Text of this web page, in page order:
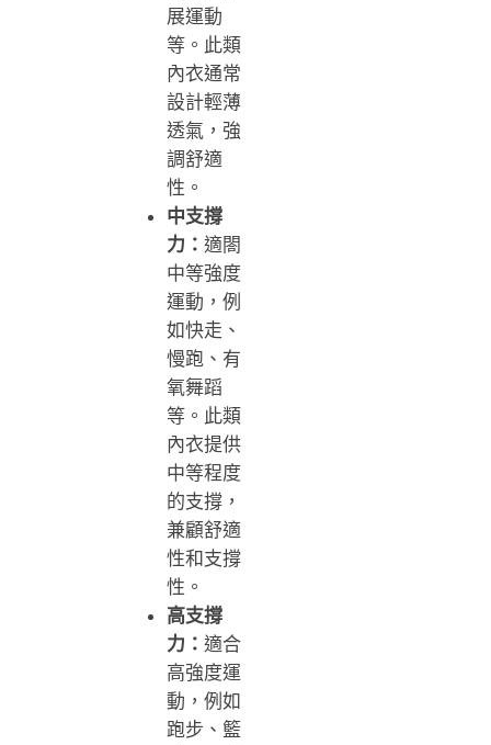
展運動
等。此類
內衣通常
設計輕薄
透氣，強
調舒適
性。
中支撐
力： 適閤
中等強度
運動，例
如快走、
慢跑、有
氧舞蹈
等。此類
內衣提供
中等程度
的支撐，
兼顧舒適
性和支撐
性。
高支撐
力： 適合
高強度運
動，例如
跑步、籃